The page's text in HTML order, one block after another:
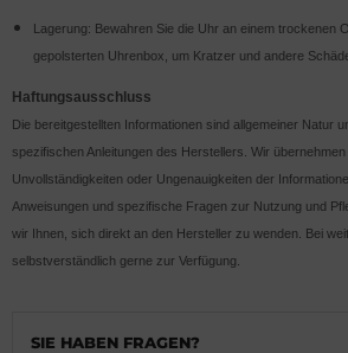
SIE HABEN FRAGEN?
Lagerung: Bewahren Sie die Uhr an einem trockenen
gepolsterten Uhrenbox, um Kratzer und andere
Haftungsausschluss
Die bereitgestellten Informationen sind allgemeiner Natur
spezifischen Anleitungen des Herstellers. Wir
Unvollständigkeiten oder Ungenauigkeiten der
Anweisungen und spezifische Fragen zur Nutzung und
wir Ihnen, sich direkt an den Hersteller zu wenden. Bei
selbstverständlich gerne zur Verfügung.